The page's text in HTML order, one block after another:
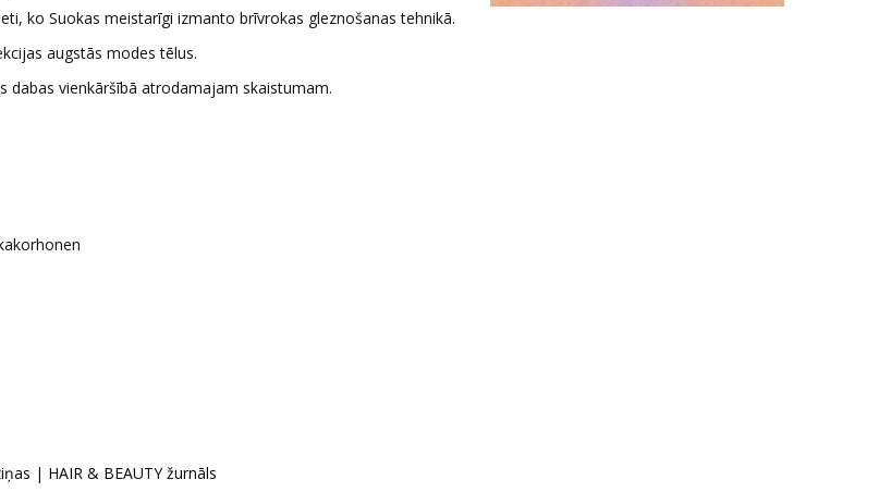
ko Suokas meistarīgi izmanto brīvrokas gleznošanas tehnikā.
augstās modes tēlus.
vienkāršībā atrodamajam skaistumam.
| HAIR & BEAUTY žurnāls